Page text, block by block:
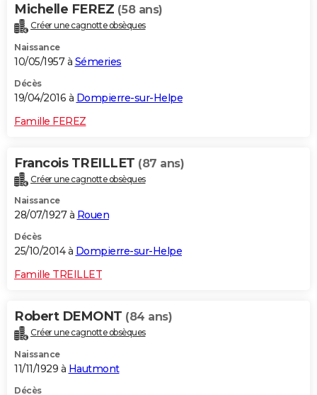
Michelle FEREZ (58 ans)
Créer une cagnotte obsèques
Naissance
10/05/1957 à Sémeries
Décès
19/04/2016 à Dompierre-sur-Helpe
Famille FEREZ
Francois TREILLET (87 ans)
Créer une cagnotte obsèques
Naissance
28/07/1927 à Rouen
Décès
25/10/2014 à Dompierre-sur-Helpe
Famille TREILLET
Robert DEMONT (84 ans)
Créer une cagnotte obsèques
Naissance
11/11/1929 à Hautmont
Décès